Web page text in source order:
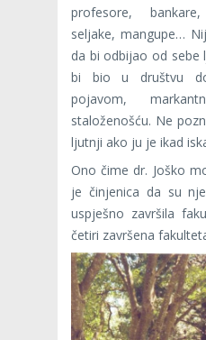
profesore,
seljake, mangupe…
da bi odbijao od sebe
bi bio u društvu
pojavom,
staloženošću. Ne
ljutnji ako ju je ikad
Ono čime dr. Joško
je činjenica da su
uspješno završila
četiri završena